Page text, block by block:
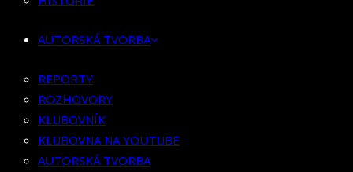
KLUBOVNA NA YOUTUBE
SUPPORTUJEME
PROPOJOVÁNÍ SCÉN
RECENZE
KFN/FESTIVAL
GUESTLIST
AUTORSKÁ TVORBA
REPORTY
ROZHOVORY
KLUBOVNÍK
KLUBOVNA NA YOUTUBE
AUTORSKÁ TVORBA